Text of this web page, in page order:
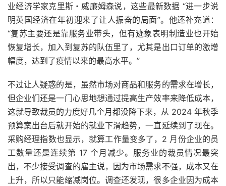
业经济学家克里斯・威廉姆森说，这些最新数据 “进一步说
明英国经济在年初迎来了让人振奋的局面”。他还补充道：
“复苏主要还是靠服务业带头，但有迹象表明制造业也开始
恢复增长，加入到复苏的队伍里了，尤其是出口订单的激增
幅度，达到了疫情以来的最高水平。”
不过让人疑惑的是，虽然市场对商品和服务的需求在增长，
但企业们还是一门心思地想通过提高生产效率来降低成本，
这就导致裁员的力度好几个月都没降下来，从 2024 年秋季
预算案出台后就开始的就业下滑趋势，一直延续到了现在。
采购经理指数也显示，就算工作量变多了，2 月份企业的员
工数量还是连续第 17 个月减少。服务业的裁员情况最突
出，不少接受调查的雇主说，因为市场需求不强，成本又在
上升，所以只能缩减岗位。调查还发现，很多企业因为成本